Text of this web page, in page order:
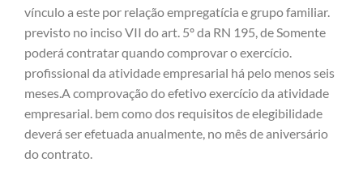
vínculo a este por relação empregatícia e grupo familiar.
previsto no inciso VII do art. 5º da RN 195, de Somente
poderá contratar quando comprovar o exercício.
profissional da atividade empresarial há pelo menos seis
meses.A comprovação do efetivo exercício da atividade
empresarial. bem como dos requisitos de elegibilidade
deverá ser efetuada anualmente, no mês de aniversário
do contrato.